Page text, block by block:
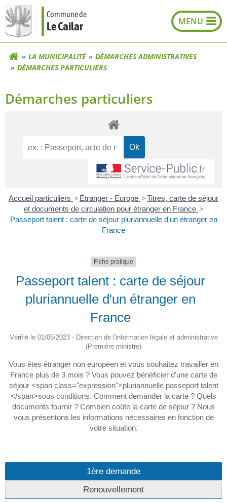
Aller
au
contenu
Commune de
Le Cailar
LA MUNICIPALITÉ
DÉMARCHES ADMINISTRATIVES
DÉMARCHES PARTICULIERS
Démarches particuliers
Accueil particuliers > Étranger - Europe >Titres, carte de séjour
et documents de circulation pour étranger en France >
Passeport talent : carte de séjour pluriannuelle d'un étranger en
France
Fiche pratique
Passeport talent : carte de séjour
pluriannuelle d'un étranger en
France
Vérifié le 01/05/2023 - Direction de l'information légale et administrative
(Première ministre)
Vous êtes étranger non européen et vous souhaitez travailler en
France plus de 3 mois ? Vous pouvez bénéficier d'une carte de
séjour <span class="expression">pluriannuelle passeport talent
</span>sous conditions. Comment demander la carte ? Quels
documents fournir ? Combien coûte la carte de séjour ? Nous
vous présentons les informations nécessaires en fonction de
votre situation.
1ère demande
Renouvellement